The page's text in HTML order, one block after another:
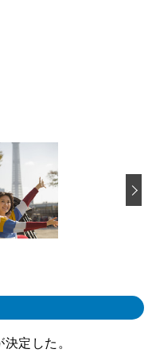
定した。